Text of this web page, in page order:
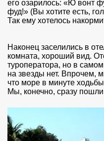
его озарилось: «Ю вонт
фуд!» (Вы хотите есть,
Так ему хотелось
Наконец заселились в
комната, хороший вид.
туроператора, но в
на звезды нет. Впрочем,
что море в минуте
Мы, конечно, сразу пошли